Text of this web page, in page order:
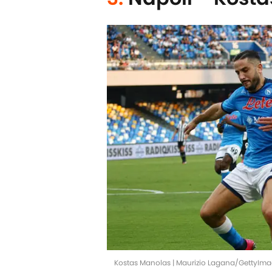
Kostas Manolas | Maurizio Lagana/